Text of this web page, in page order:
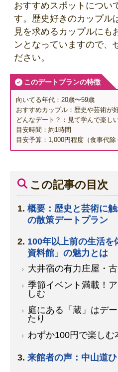
おすすめスポットについ
す。歴史好きのカップル
見を求めるカップルにも
ンとなっていますので、
ださい。
このデートプランの特徴
向いてる年代：20歳〜59歳
おすすめカップル：歴史や芸術が
どんなデート？：見て学んで楽し
目安時間：約1時間
目安予算：1,000円程度（食事代除
この記事の目次
概要：歴史と芸術に
の散策デートプラン
100年以上前の生活を
資料館」の魅力とは
大井宿の有力庄屋・
季節イベント満載！
しむ
庭にある「蔵」はデ
たり
わずか100円で楽しむ
来館者の声：中山道